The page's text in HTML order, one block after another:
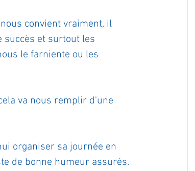
convient vraiment, il
succès et surtout les
le farniente ou les
va nous remplir d'une
organiser sa journée en
de bonne humeur assurés.